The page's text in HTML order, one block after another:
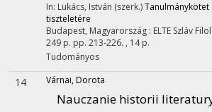
In: Lukács, István (szerk.)Tanulmánykötet
tiszteletére
Budapest, Magyarország : ELTE Szláv
249 p. pp. 213-226. , 14 p.
Tudományos
14 Várnai, Dorota
Nauczanie historii